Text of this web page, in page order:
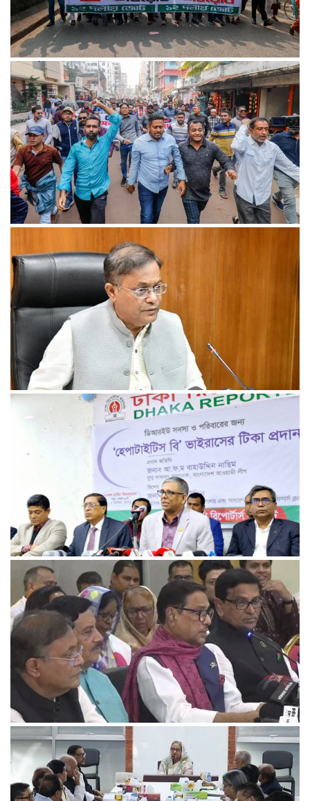
১৮ ডিসেম্বর থেকে আন্দোলনে নতুন মাত্রা যোগ হবে: ১২–দলীয় জোট
খুলনায় অবরোধের সমর্থনে দুপুরে ও সন্ধ্যায় বিএনপির মিছিল
রেললাইন কাটা, গাড়িতে আগুন—এ কোন রাজনীতি, প্রশ্ন তথ্যমন্ত্রীর
আমরা প্রতিদ্বন্দ্বিতাপূর্ণ নির্বাচন চাই: না‌ছিম
মনোনয়ন পেলেননা আওয়ামী লীগের ৭১ সংসদ সদস্য